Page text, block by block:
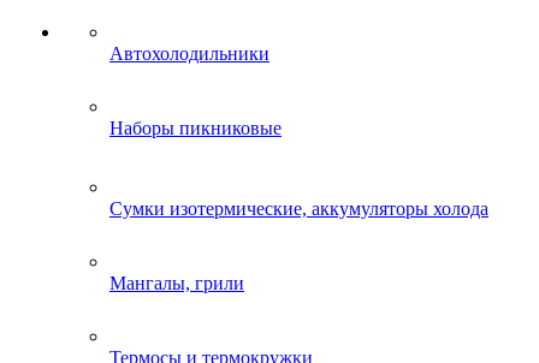
Автохолодильники
Наборы пикниковые
Сумки изотермические, аккумуляторы холода
Мангалы, грили
Термосы и термокружки